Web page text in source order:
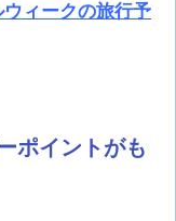
ィークの旅行予
ポイントがも